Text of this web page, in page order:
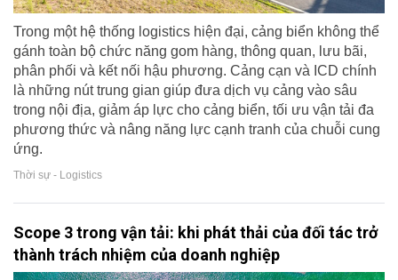
Trong một hệ thống logistics hiện đại, cảng biển không thể
gánh toàn bộ chức năng gom hàng, thông quan, lưu bãi,
phân phối và kết nối hậu phương. Cảng cạn và ICD chính
là những nút trung gian giúp đưa dịch vụ cảng vào sâu
trong nội địa, giảm áp lực cho cảng biển, tối ưu vận tải đa
phương thức và nâng năng lực cạnh tranh của chuỗi cung
ứng.
Thời sự - Logistics
Scope 3 trong vận tải: khi phát thải của đối tác trở
thành trách nhiệm của doanh nghiệp